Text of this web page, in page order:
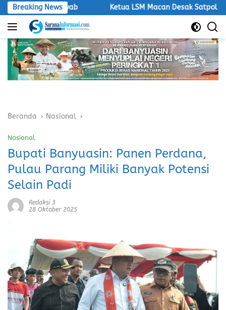
Langsung
ke
konten
Breaking News
Jawab Ketua LSM Macan Desak Satpol PP Tegakkan
Beranda Nasional
Nasional
Bupati Banyuasin: Panen Perdana,
Pulau Parang Miliki Banyak Potensi
Selain Padi
Redaksi 3
28 Oktober 2025